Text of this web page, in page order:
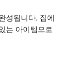
성됩니다. 집에
는 아이템으로